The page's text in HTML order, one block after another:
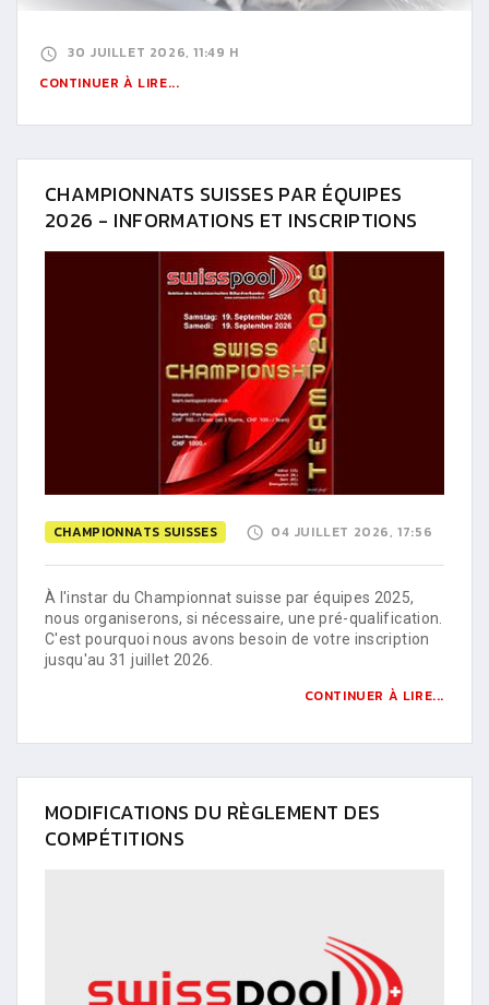
30 JUILLET 2026, 11:49 H
CONTINUER À LIRE...
CHAMPIONNATS SUISSES PAR ÉQUIPES
2026 - INFORMATIONS ET INSCRIPTIONS
CHAMPIONNATS SUISSES 04 JUILLET 2026, 17:56
À l'instar du Championnat suisse par équipes 2025,
nous organiserons, si nécessaire, une pré-qualification.
C'est pourquoi nous avons besoin de votre inscription
jusqu'au 31 juillet 2026.
CONTINUER À LIRE...
MODIFICATIONS DU RÈGLEMENT DES
COMPÉTITIONS